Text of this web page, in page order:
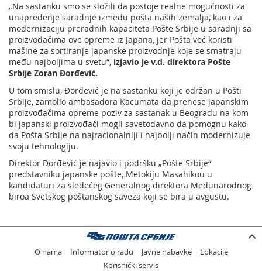
„Na sastanku smo se složili da postoje realne mogućnosti za
unapređenje saradnje između pošta naših zemalja, kao i za
modernizaciju preradnih kapaciteta Pošte Srbije u saradnji sa
proizvođačima ove opreme iz Japana, jer Pošta već koristi
mašine za sortiranje japanske proizvodnje koje se smatraju
među najboljima u svetu“, izjavio je v.d. direktora Pošte
Srbije Zoran Đorđević.
U tom smislu, Đorđević je na sastanku koji je održan u Pošti
Srbije, zamolio ambasadora Kacumata da prenese japanskim
proizvođačima opreme poziv za sastanak u Beogradu na kom
bi japanski proizvođači mogli savetodavno da pomognu kako
da Pošta Srbije na najracionalniji i najbolji način modernizuje
svoju tehnologiju.
Direktor Đorđević je najavio i podršku „Pošte Srbije“
predstavniku japanske pošte, Metokiju Masahikou u
kandidaturi za sledećeg Generalnog direktora Međunarodnog
biroa Svetskog poštanskog saveza koji se bira u avgustu.
O nama Informator o radu Javne nabavke
Lokacije
Korisnički servis